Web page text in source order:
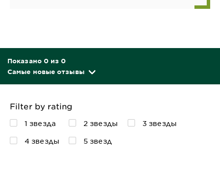
Показано 0 из 0
Самые новые отзывы
Filter by rating
1 звезда 2 звезды
3 звезды
4 звезды
5 звезд